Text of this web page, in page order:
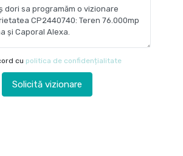
cu politica de confidențialitate
Solicită vizionare